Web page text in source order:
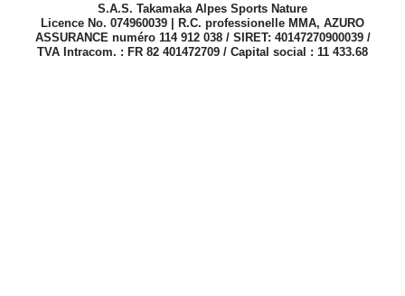
S.A.S. Takamaka Alpes Sports Nature
Licence No. 074960039 | R.C. professionelle MMA, AZURO
ASSURANCE numéro 114 912 038 / SIRET: 40147270900039 /
TVA Intracom. : FR 82 401472709 / Capital social : 11 433.68